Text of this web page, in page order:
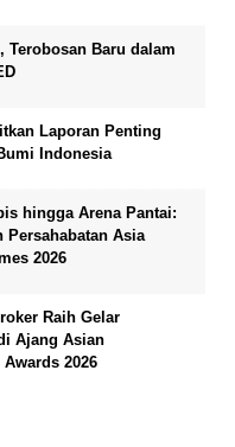
Terobosan Baru dalam
Laporan Penting
Indonesia
hingga Arena Pantai:
Persahabatan Asia
2026
Raih Gelar
Ajang Asian
2026